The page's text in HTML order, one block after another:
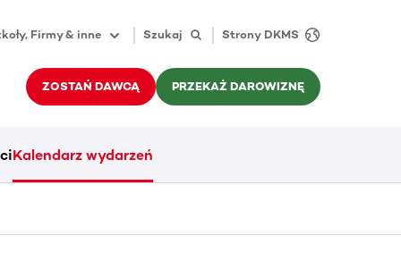
Firmy & inne Szukaj Strony DKMS
ZOSTAŃ DAWCĄ PRZEKAŻ DAROWIZNĘ
Kalendarz wydarzeń